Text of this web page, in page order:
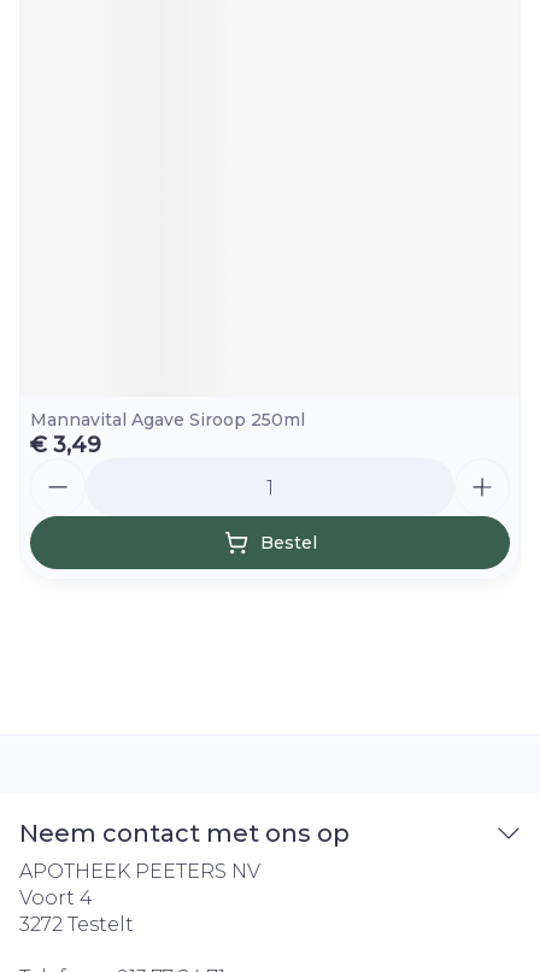
Mannavital Agave Siroop 250ml
€ 3,49
Bestel
Neem contact met ons op
APOTHEEK PEETERS NV
Voort 4
3272 Testelt